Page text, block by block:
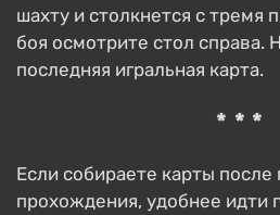
шахту и столкнется с тремя
боя осмотрите стол справа.
последняя игральная карта.
***
Если собираете карты после
прохождения, удобнее идти